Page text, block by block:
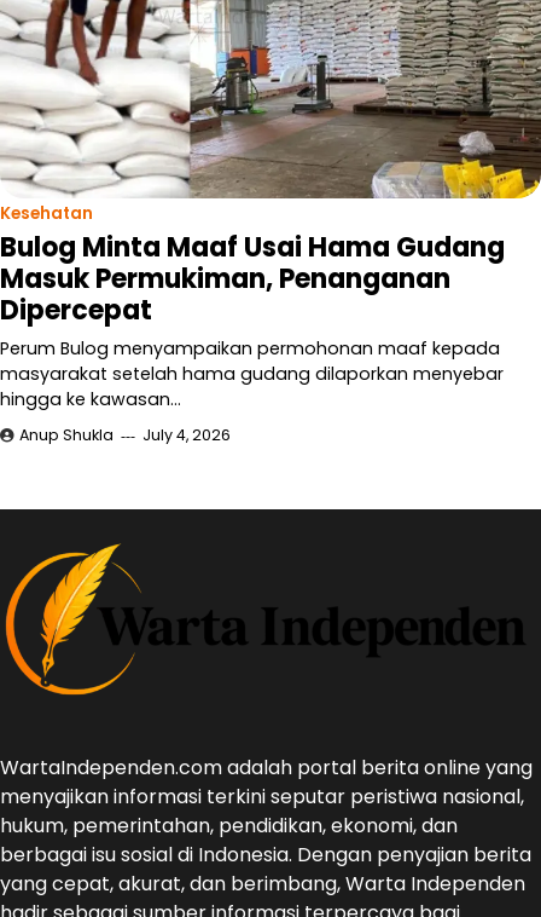
Kesehatan
Bulog Minta Maaf Usai Hama Gudang
Masuk Permukiman, Penanganan
Dipercepat
Perum Bulog menyampaikan permohonan maaf kepada
masyarakat setelah hama gudang dilaporkan menyebar
hingga ke kawasan…
Anup Shukla July 4, 2026
WartaIndependen.com adalah portal berita online yang
menyajikan informasi terkini seputar peristiwa nasional,
hukum, pemerintahan, pendidikan, ekonomi, dan
berbagai isu sosial di Indonesia. Dengan penyajian berita
yang cepat, akurat, dan berimbang, Warta Independen